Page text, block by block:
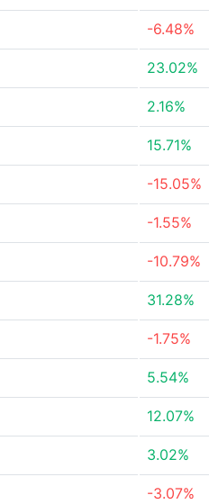
-6.48%
23.02%
2.16%
15.71%
-15.05%
-1.55%
-10.79%
31.28%
-1.75%
5.54%
12.07%
3.02%
-3.07%